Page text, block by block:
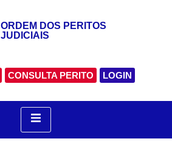
ORDEM DOS PERITOS
JUDICIAIS
CONSULTA PERITO LOGIN